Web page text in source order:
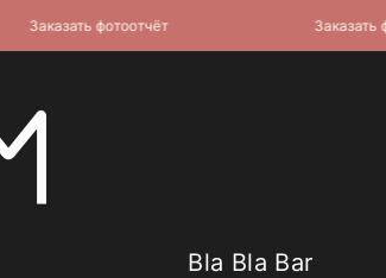
Bla Bla Bar
Заказать фотоотчёт Заказать